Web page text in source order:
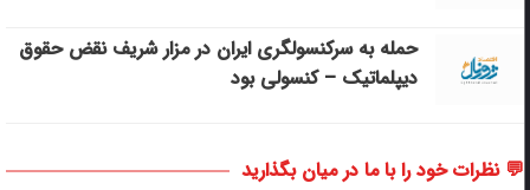
حمله به سرکنسولگری ایران در مزار شریف نقض حقوق
دیپلماتیک – کنسولی بود
💬 نظرات خود را با ما در میان بگذارید